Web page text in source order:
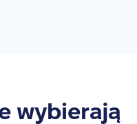
wybierają